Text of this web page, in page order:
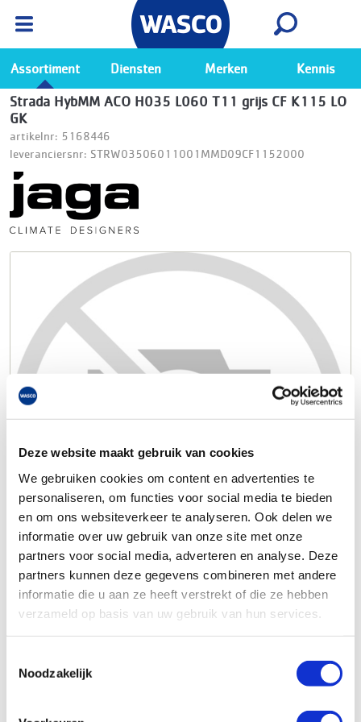
Deze website maakt gebruik van cookies
We gebruiken cookies om content en advertenties te
personaliseren, om functies voor social media te bieden
en om ons websiteverkeer te analyseren. Ook delen we
informatie over uw gebruik van onze site met onze
partners voor social media, adverteren en analyse. Deze
partners kunnen deze gegevens combineren met andere
informatie die u aan ze heeft verstrekt of die ze hebben
verzameld op basis van uw gebruik van hun services.
Noodzakelijk
Ga naar de Wasco app
Bekijk
Assortiment Diensten Merken Kennis
Strada HybMM ACO H035 L060 T11 grijs CF K115 LO
GK
artikelnr: 5168446
leveranciersnr: STRW03506011001MMD09CF1152000